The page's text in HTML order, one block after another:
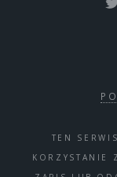
TEN
KORZYSTANIE